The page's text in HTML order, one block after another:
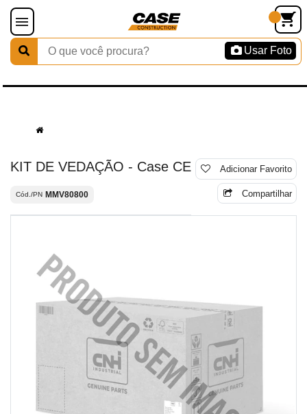
Usar Foto
KIT DE VEDAÇÃO - Case CE
Cód./PN MMV80800
Adicionar Favorito
Compartilhar